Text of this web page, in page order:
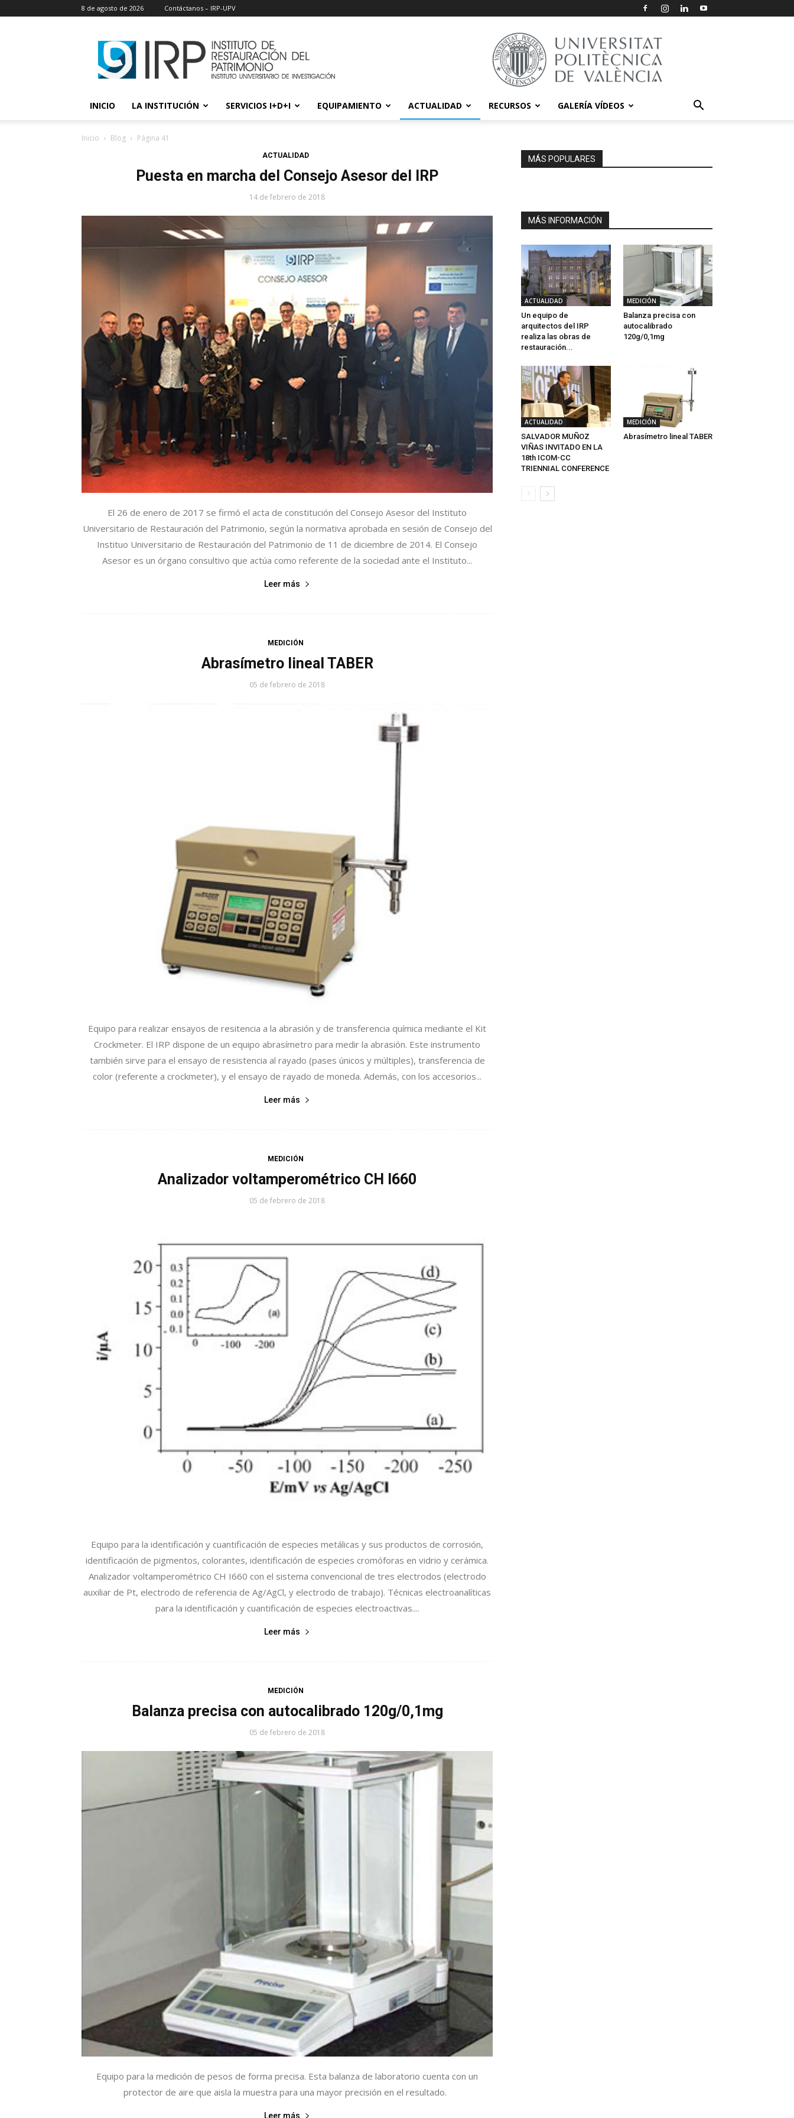
8 de agosto de 2026 Contáctanos – IRP-UPV
INICIO LA INSTITUCIÓN SERVICIOS I+D+I EQUIPAMIENTO ACTUALIDAD RECURSOS GALERÍA VÍDEOS
Inicio Blog Página 41
ACTUALIDAD
Puesta en marcha del Consejo Asesor del IRP
14 de febrero de 2018
El 26 de enero de 2017 se firmó el acta de constitución del Consejo Asesor del Instituto
Universitario de Restauración del Patrimonio, según la normativa aprobada en sesión de Consejo del
Instituo Universitario de Restauración del Patrimonio de 11 de diciembre de 2014. El Consejo
Asesor es un órgano consultivo que actúa como referente de la sociedad ante el Instituto...
Leer más
MEDICIÓN
Abrasímetro lineal TABER
05 de febrero de 2018
Equipo para realizar ensayos de resitencia a la abrasión y de transferencia química mediante el Kit
Crockmeter. El IRP dispone de un equipo abrasímetro para medir la abrasión. Este instrumento
también sirve para el ensayo de resistencia al rayado (pases únicos y múltiples), transferencia de
color (referente a crockmeter), y el ensayo de rayado de moneda. Además, con los accesorios...
Leer más
MEDICIÓN
Analizador voltamperométrico CH I660
05 de febrero de 2018
Equipo para la identificación y cuantificación de especies metálicas y sus productos de corrosión,
identificación de pigmentos, colorantes, identificación de especies cromóforas en vidrio y cerámica.
Analizador voltamperométrico CH I660 con el sistema convencional de tres electrodos (electrodo
auxiliar de Pt, electrodo de referencia de Ag/AgCl, y electrodo de trabajo). Técnicas electroanalíticas
para la identificación y cuantificación de especies electroactivas....
Leer más
MEDICIÓN
Balanza precisa con autocalibrado 120g/0,1mg
05 de febrero de 2018
Equipo para la medición de pesos de forma precisa. Esta balanza de laboratorio cuenta con un
protector de aire que aisla la muestra para una mayor precisión en el resultado.
Leer más
MÁS POPULARES
MÁS INFORMACIÓN
ACTUALIDAD
Un equipo de
arquitectos del IRP
realiza las obras de
restauración...
MEDICIÓN
Balanza precisa con
autocalibrado
120g/0,1mg
ACTUALIDAD
SALVADOR MUÑOZ
VIÑAS INVITADO EN LA
18th ICOM-CC
TRIENNIAL CONFERENCE
MEDICIÓN
Abrasímetro lineal TABER